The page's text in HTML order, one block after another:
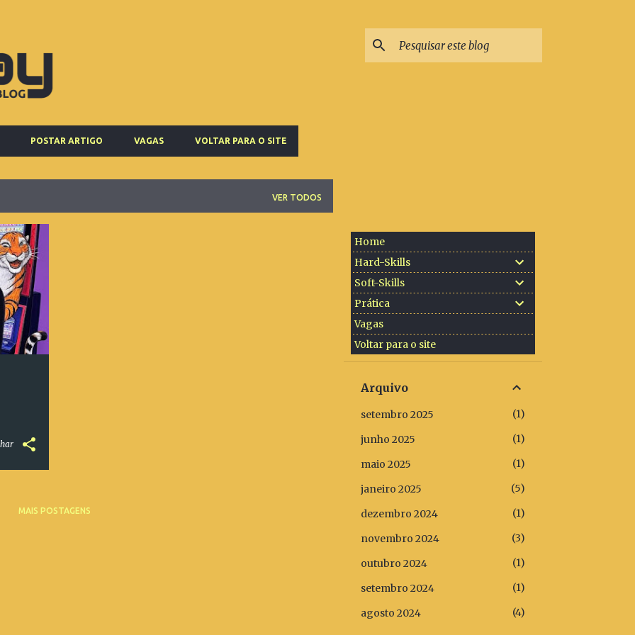
POSTAR ARTIGO VAGAS VOLTAR PARA O SITE
VER TODOS
MAIS POSTAGENS
Home
Hard-Skills
Soft-Skills
Prática
Vagas
Voltar para o site
Arquivo
setembro 2025
1
junho 2025
1
maio 2025
1
janeiro 2025
5
dezembro 2024
1
novembro 2024
3
outubro 2024
1
setembro 2024
1
agosto 2024
4